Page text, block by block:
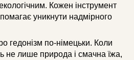
Кожен інструмент
уникнути надмірного
гедонізм по-німецьки. Коли
не лише природа і смачна їжа,